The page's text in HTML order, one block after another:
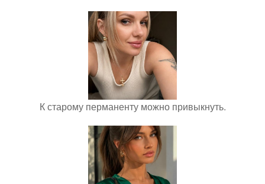
К старому перманенту можно привыкнуть.